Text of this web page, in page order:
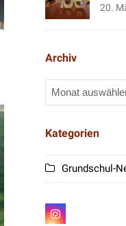
20.
Archiv
Archiv
Kategorien
Grundschul-
I